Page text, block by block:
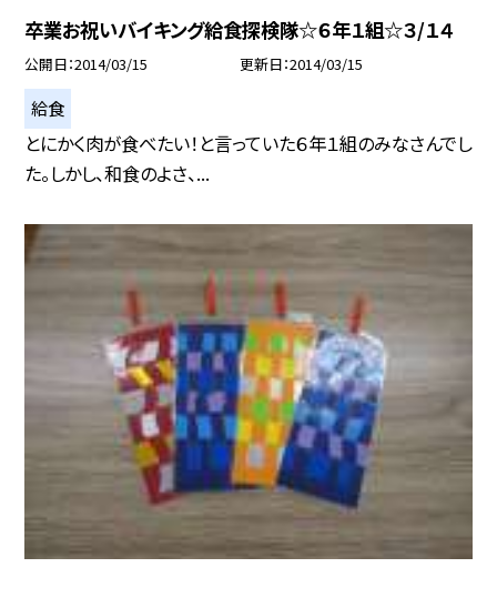
卒業お祝いバイキング給食探検隊☆６年１組☆３/１４
公開日 2014/03/15 更新日 2014/03/15
給食
とにかく肉が食べたい！と言っていた６年１組のみなさんでし
た。しかし、和食のよさ、...